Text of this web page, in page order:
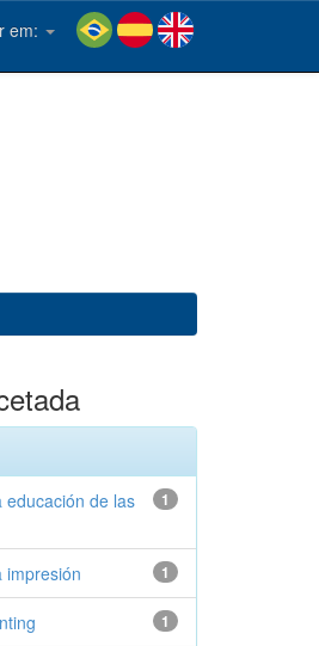
em:
1
educación de las
1
impresión
1